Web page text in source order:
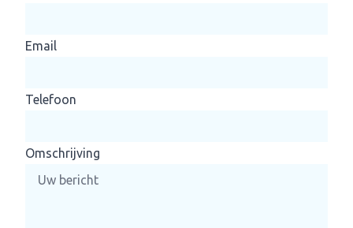
Email
Telefoon
Omschrijving